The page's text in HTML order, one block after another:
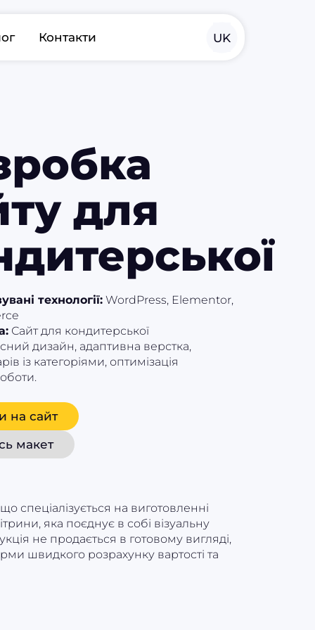
Контакти UK
RU
для
технології: WordPress, Elementor,
Сайт для кондитерської
дизайн, адаптивна верстка,
із категоріями, оптимізація
на сайт
макет
спеціалізується на виготовленні
яка поєднує в собі візуальну
не продається в готовому вигляді,
швидкого розрахунку вартості та